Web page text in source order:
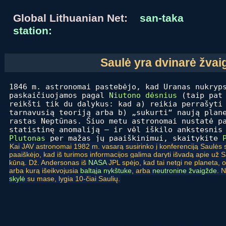
Global Lithuanian Net: san-taka
station:
Saulė yra dvinarė
1846 m. astronomai pastebėjo, kad Uranas
paskaičiuojamos pagal Niutono dėsnius (taip
reikšti tik du dalykus: kad a) reikia perrašyti
tarnavusią teoriją arba b) „sukurti“ naują
rastas Neptūnas. Šiuo metu astronomai nustatė
statistinę anomaliją – ir vėl iškilo ankstesnis
Plutonas per mažas jų paaiškinimui, skaitykite
Kai JAV astronomai 1982 m. vasarą susirinko į konferenciją
paaiškėjo, kad iš turimos informacijos galima daryti išvadą apie už
kūną. Dž. Andersonas iš NASAJPL spėjo, kad tai netgi ne planeta,
arba kurą išeikvojusia baltąja nykštuke , arba neutronine žvaigžde .
skylė su mase, lygia 10-čiai Saulių.